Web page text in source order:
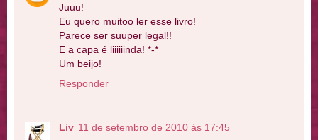
Juuu!
Eu quero muitoo ler esse livro!
Parece ser suuper legal!!
E a capa é liiiiiinda! *-*
Um beijo!
Responder
Liv 11 de setembro de 2010 às 17:45